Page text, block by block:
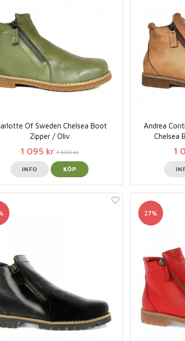
Of Sweden Chelsea Boot
Zipper / Oliv
1 095 kr 1 500 kr
INFO KÖP
Andrea
Chelsea
1
27%